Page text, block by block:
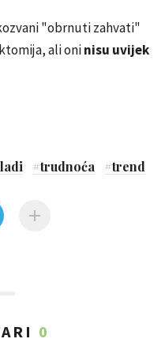
"obrnuti zahvati"
ali oninisu uvijek
#trudnoća #trend
0